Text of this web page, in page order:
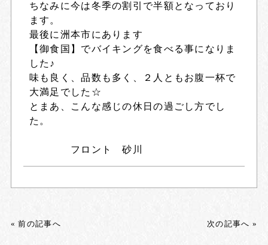
ちなみに今は冬季の割引で半額となっており
ます。
最後に洲本市にあります
【御食国】でバイキングを食べる事になりま
した♪
味も良く、品数も多く、２人ともお腹一杯で
大満足でした☆
とまあ、こんな感じの休日の過ごし方でし
た。
フロント 砂川
« 前の記事へ 次の記事へ »